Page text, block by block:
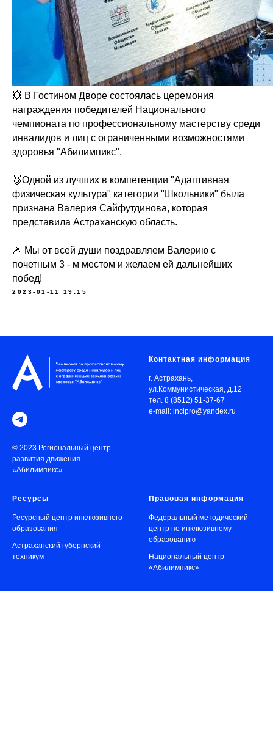
💥 В Гостином Дворе состоялась церемония
награждения победителей Национального
чемпионата по профессиональному мастерству среди
инвалидов и лиц с ограниченными возможностями
здоровья "Абилимпикс".
🥉Одной из лучших в компетенции "Адаптивная
физическая культура" категории "Школьники" была
признана Валерия Сайфутдинова, которая
представила Астраханскую область.
🎆 Мы от всей души поздравляем Валерию с
почетным 3 - м местом и желаем ей дальнейших
побед!
2023-01-11 19:15
© 2023 Региональный центр
развития движения
«Абилимпикс»
Контактная информация
г. Астрахань,
ул.Коммунистическая, д.12
тел. 8 (8512) 51-37-67
e-mail: inclpro@yandex.ru
Ресурсы
Ресурсный центр инклюзивного
образования
Астраханский губернский
техникум
Правовая информация
Федеральный методический
центр по инклюзивному
образованию
Национальный центр
«Абилимпикс»